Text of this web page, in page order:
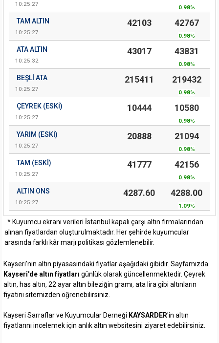
10:25:27 0.98%
TAM ALTIN
10:25:27
42103 42767
0.98%
ATA ALTIN
10:25:32
43017 43831
0.98%
BEŞLI ATA
10:25:27
215411 219432
0.98%
ÇEYREK (ESKI)
10:25:27
10444 10580
0.98%
YARIM (ESKI)
10:25:27
20888 21094
0.98%
TAM (ESKI)
10:25:27
41777 42156
0.98%
ALTIN ONS
10:25:27
4287.60 4288.00
1.09%
* Kuyumcu ekranı verileri İstanbul kapalı çarşı altın firmalarından
alınan fiyatlardan oluşturulmaktadır. Her şehirde kuyumcular
arasında farklı kâr marjı politikası gözlemlenebilir.
Kayseri'nin altın piyasasındaki fiyatlar aşağıdaki gibidir. Sayfamızda
Kayseri'de altın fiyatları günlük olarak güncellenmektedir. Çeyrek
altın, has altın, 22 ayar altın bileziğin gramı, ata lira gibi altınların
fiyatını sitemizden öğrenebilirsiniz.
Kayseri Sarraflar ve Kuyumcular Derneği KAYSARDER'in altın
fiyatlarını incelemek için anlık altın websitesini ziyaret edebilirsiniz.